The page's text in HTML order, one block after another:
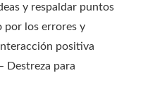
y respaldar puntos
por los errores y
positiva
Destreza para